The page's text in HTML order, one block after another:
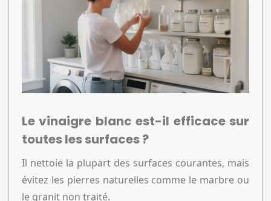
Le vinaigre blanc est-il efficace sur
toutes les surfaces ?
Il nettoie la plupart des surfaces courantes, mais
évitez les pierres naturelles comme le marbre ou
le granit non traité.